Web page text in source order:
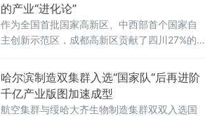
的产业“进化论”
作为全国首批国家高新区、中西部首个国家自
主创新示范区，成都高新区贡献了四川27%的专
以及超过50%的科创板上市公司
哈尔滨制造双集群入选“国家队”后再进阶
千亿产业版图加速成型
航空集群与绥哈大齐生物制造集群双双入选国